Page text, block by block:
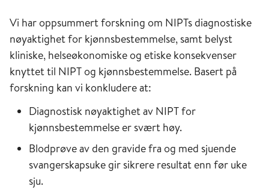
Vi har oppsummert forskning om NIPTs diagnostiske
nøyaktighet for kjønnsbestemmelse, samt belyst
kliniske, helseøkonomiske og etiske konsekvenser
knyttet til NIPT og kjønnsbestemmelse. Basert på
forskning kan vi konkludere at:
Diagnostisk nøyaktighet av NIPT for
kjønnsbestemmelse er svært høy.
Blodprøve av den gravide fra og med sjuende
svangerskapsuke gir sikrere resultat enn før uke
sju.